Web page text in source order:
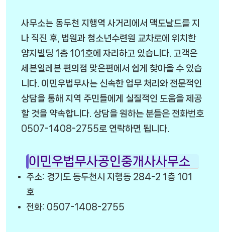
사무소는 동두천 지행역 사거리에서 맥도날드를 지
나 직진 후, 법원과 청소년수련원 교차로에 위치한
양지빌딩 1층 101호에 자리하고 있습니다. 고객은
세븐일레븐 편의점 맞은편에서 쉽게 찾아올 수 있습
니다. 이민우법무사는 신속한 업무 처리와 전문적인
상담을 통해 지역 주민들에게 실질적인 도움을 제공
할 것을 약속합니다. 상담을 원하는 분들은 전화번호
0507-1408-2755로 연락하면 됩니다.
이민우법무사공인중개사사무소
주소: 경기도 동두천시 지행동 284-2 1층 101
호
전화: 0507-1408-2755